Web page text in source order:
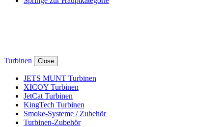
Turbinen Close
JETS MUNT Turbinen
XICOY Turbinen
JetCat Turbinen
KingTech Turbinen
Smoke-Systeme / Zubehör
Turbinen-Zubehör